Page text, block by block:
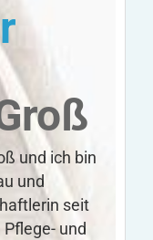
und ich bin
und
seit
und